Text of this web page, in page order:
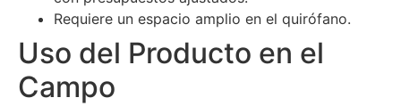
Requiere un espacio amplio en el quirófano.
Uso del Producto en el
Campo